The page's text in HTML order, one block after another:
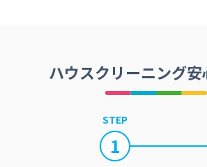
ハウスクリーニング安
STEP
1